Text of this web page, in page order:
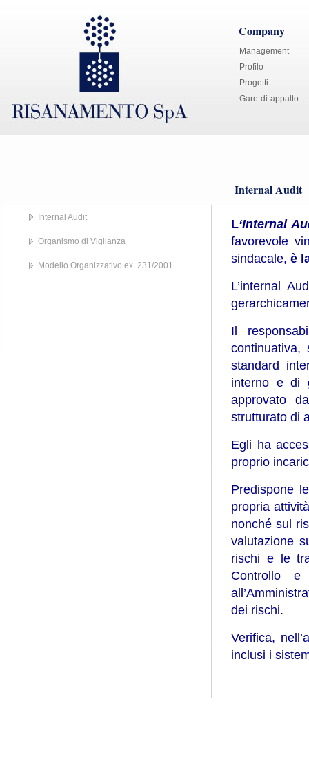
Company
Management
Profilo
Progetti
Gare di appalto
Internal Audit
L‘Internal
favorevole
sindacale, è
L’internal
Il
standard
interno e di
approvato
strutturato di
Egli ha
proprio
Predispone
propria
nonché sul
valutazione
rischi e le
Controllo
dei rischi.
Verifica,
inclusi i
Internal Audit
Organismo di Vigilanza
Modello Organizzativo ex. 231/2001